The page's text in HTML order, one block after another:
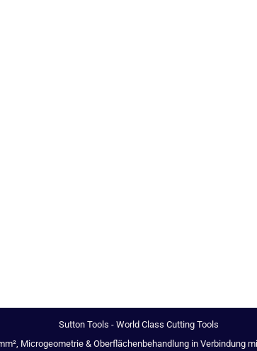
Sutton Tools - World Class Cutting Tools
Microgeometrie & Oberflächenbehandlung in Verbindung